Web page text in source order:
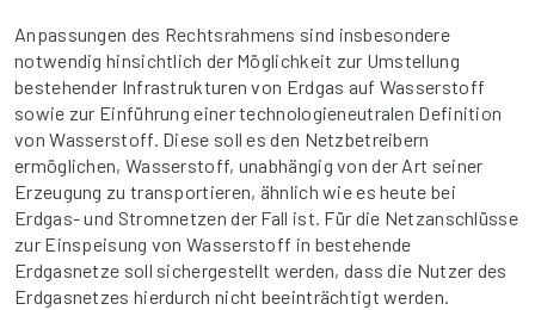
Anpassungen des Rechtsrahmens sind insbesondere
notwendig hinsichtlich der Möglichkeit zur Umstellung
bestehender Infrastrukturen von Erdgas auf Wasserstoff
sowie zur Einführung einer technologieneutralen Definition
von Wasserstoff. Diese soll es den Netzbetreibern
ermöglichen, Wasserstoff, unabhängig von der Art seiner
Erzeugung zu transportieren, ähnlich wie es heute bei
Erdgas- und Stromnetzen der Fall ist. Für die Netzanschlüsse
zur Einspeisung von Wasserstoff in bestehende
Erdgasnetze soll sichergestellt werden, dass die Nutzer des
Erdgasnetzes hierdurch nicht beeinträchtigt werden.